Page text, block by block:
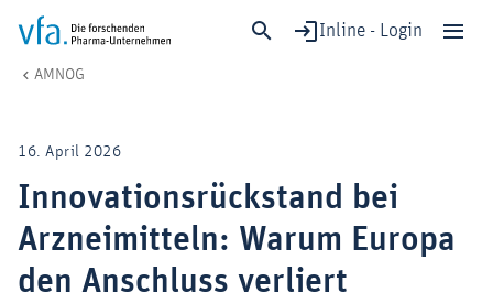
Inline - Login
Forschung & Entwicklung
Gesundheit & Versorgung
Wirtschaft & Standort
Digitalisierung & KI
Verband & Mitglieder
AMNOG
16. April 2026
Innovationsrückstand bei
Arzneimitteln: Warum Europa
den Anschluss verliert